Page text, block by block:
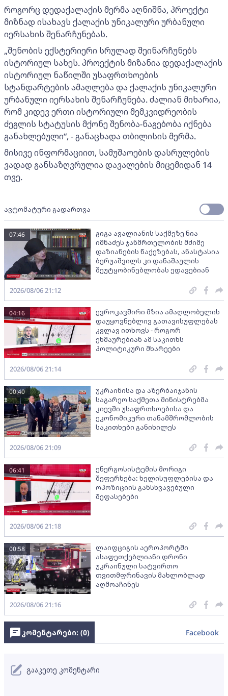
როგორც დედაქალაქის მერმა აღნიშნა, პროექტი
მიზნად ისახავს ქალაქის უნიკალური ურბანული
იერსახის შენარჩუნებას.
„შენობის ექსტერიერი სრულად შეინარჩუნებს
ისტორიულ სახეს. პროექტის მიზანია დედაქალაქის
ისტორიულ ნაწილში უსაფრთხოების
სტანდარტების ამაღლება და ქალაქის უნიკალური
ურბანული იერსახის შენარჩუნება. ძალიან მიხარია,
რომ კიდევ ერთი ისტორიული მემკვიდრეობის
ძეგლის სტატუსის მქონე შენობა-ნაგებობა იქნება
განახლებული“, - განაცხადა თბილისის მერმა.
მისივე ინფორმაციით, სამუშაოების დასრულების
ვადად განსაზღვრულია დავალების მიცემიდან 14
თვე.
ავტომატური გადართვა
გიგა ავალიანის საქმეზე ნია
იმნაძეს ჯანმრთელობის მძიმე
დაზიანების წაქეზებას, ანასტასია
ბერუაშვილს კი დანაშაულის
შეუტყობინებლობას ედავებიან
07:46
2026/08/06 21:12
ევროკავშირი მზია ამაღლობელის
დაუყოვნებლივ გათავისუფლებას
კვლავ ითხოვს - როგორ
ეხმაურებიან ამ საკითხს
პოლიტიკური მხარეები
04:16
2026/08/06 21:14
უკრაინისა და აზერბაიჯანის
საგარეო საქმეთა მინისტრებმა
კიევში უსაფრთხოებისა და
ეკონომიკური თანამშრომლობის
საკითხები განიხილეს
00:40
2026/08/06 21:09
ენერგოსისტემის მორიგი
შეფერხება: ხელისუფლებისა და
ოპოზიციის განსხვავებული
შეფასებები
06:41
2026/08/06 21:18
ლაიფციგის აეროპორტში
ასაფეთქებლიანი დრონი
უკრაინული სატვირთო
თვითმფრინავის მახლობლად
აღმოაჩინეს
00:58
2026/08/06 21:16
კომენტარები: (0) Facebook
გააკეთე კომენტარი